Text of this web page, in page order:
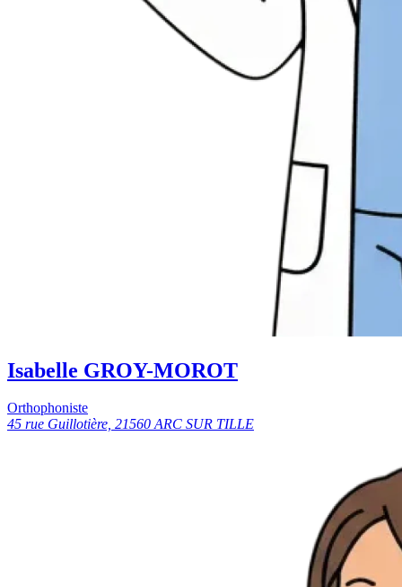
Isabelle GROY-MOROT
Orthophoniste
45 rue Guillotière, 21560 ARC SUR TILLE